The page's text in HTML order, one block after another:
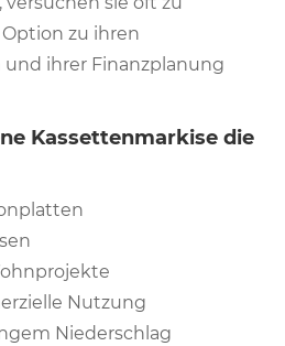
zu ihren
ihrer Finanzplanung
Kassettenmarkise die
Nutzung
Niederschlag